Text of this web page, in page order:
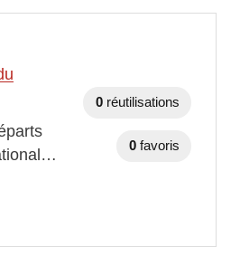
0 réutilisations
0 favoris